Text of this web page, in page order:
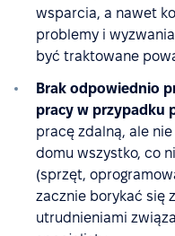
wsparcia, a nawet
problemy i
być traktowane
Brak odpowiednio
pracy w przypadku
pracę zdalną, ale
domu wszystko, co
(sprzęt,
zacznie borykać się
utrudnieniami